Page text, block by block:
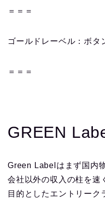
＝＝＝
ゴールドレーベル：ボタ
＝＝＝
GREEN
Green Labelはまず国内
会社以外の収入の柱を速
目的としたエントリーク